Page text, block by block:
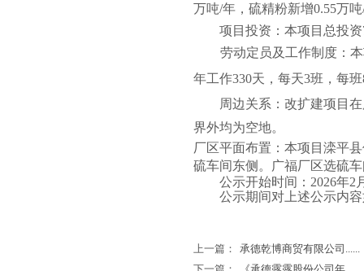
万吨/年，硫精粉新增0.55万吨
项目投资： 本项目总投资
劳动定员及工作制度 ：
年工作330天，每天3班，每班
周边关系： 改扩建项目在
界外均为空地。
厂区平面布置： 本项目 滦平
硫车间东侧。广福厂区选硫
公示开始时间： 2026年2
公示期间对上述公示内
上一篇：
承德乾博商贸有限公司......